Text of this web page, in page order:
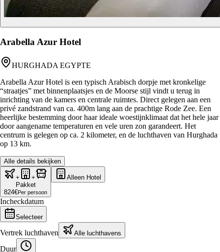
Arabella Azur Hotel
HURGHADA EGYPTE
Arabella Azur Hotel is een typisch Arabisch dorpje met kronkelige
“straatjes” met binnenplaatsjes en de Moorse stijl vindt u terug in
inrichting van de kamers en centrale ruimtes. Direct gelegen aan een
privé zandstrand van ca. 400m lang aan de prachtige Rode Zee. Een
heerlijke bestemming door haar ideale woestijnklimaat dat het hele jaar
door aangename temperaturen en vele uren zon garandeert. Het
centrum is gelegen op ca. 2 kilometer, en de luchthaven van Hurghada
op 13 km.
Alle details bekijken
+
+
Pakket
824€Per persoon
Alleen Hotel
Incheckdatum
Selecteer
Vertrek luchthaven Alle luchthavens
Duur